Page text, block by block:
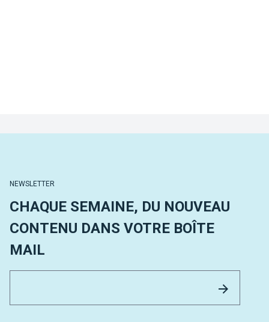
NEWSLETTER
CHAQUE SEMAINE, DU NOUVEAU
CONTENU DANS VOTRE BOÎTE
MAIL